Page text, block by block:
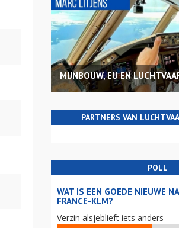
MIJNBOUW, EU EN
PARTNERS VAN
POLL
WAT IS EEN GOEDE NIEUWE
FRANCE-KLM?
Verzin alsjeblieft iets anders